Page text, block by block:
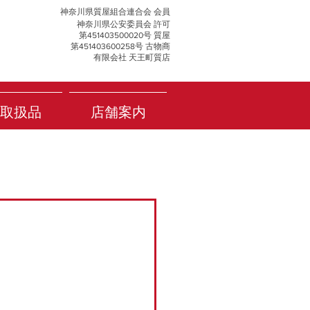
神奈川県質屋組合連合会 会員
神奈川県公安委員会 許可
第451403500020号 質屋
第451403600258号 古物商
有限会社 天王町質店
扱品 店舗案内